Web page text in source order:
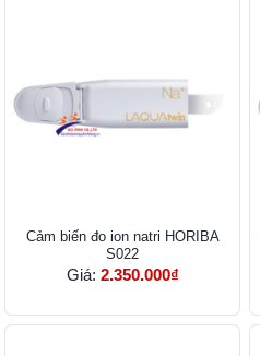
Cảm biến đo ion natri HORIBA
S022
Giá: 2.350.000₫